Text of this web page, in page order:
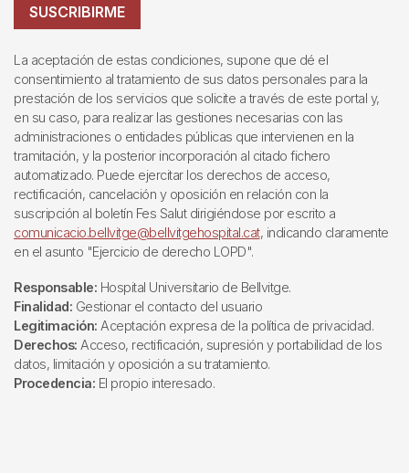
SUSCRIBIRME
La aceptación de estas condiciones, supone que dé el
consentimiento al tratamiento de sus datos personales para la
prestación de los servicios que solicite a través de este portal y,
en su caso, para realizar las gestiones necesarias con las
administraciones o entidades públicas que intervienen en la
tramitación, y la posterior incorporación al citado fichero
automatizado. Puede ejercitar los derechos de acceso,
rectificación, cancelación y oposición en relación con la
suscripción al boletín Fes Salut dirigiéndose por escrito a
comunicacio.bellvitge@bellvitgehospital.cat, indicando claramente
en el asunto "Ejercicio de derecho LOPD".
Responsable: Hospital Universitario de Bellvitge.
Finalidad: Gestionar el contacto del usuario
Legitimación: Aceptación expresa de la política de privacidad.
Derechos: Acceso, rectificación, supresión y portabilidad de los
datos, limitación y oposición a su tratamiento.
Procedencia: El propio interesado.